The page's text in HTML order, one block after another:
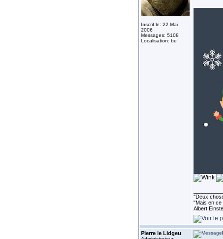
Inscrit le: 22 Mai
2006
Messages: 5108
Localisation: be
''Deux
"Mais en ce
Albert
Pierre le Lidgeu